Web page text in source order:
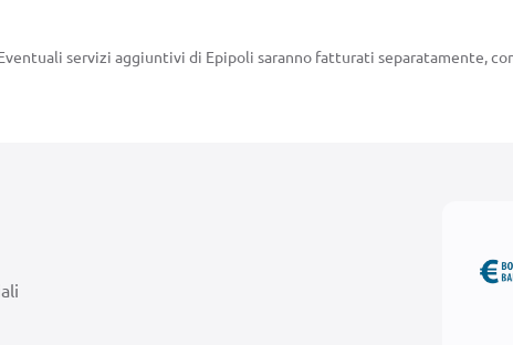
servizi aggiuntivi di Epipoli saranno fatturati separatamente,